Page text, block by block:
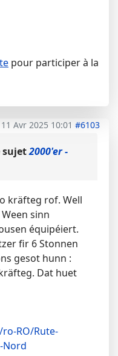
pour participer à la
11 Avr 2025 10:01 #6103
sujet2000'er -
kräfteg rof. Well
sinn
équipéiert.
fir 6 Stonnen
gesot hunn :
Dat huet
RO/Rute-
Nord